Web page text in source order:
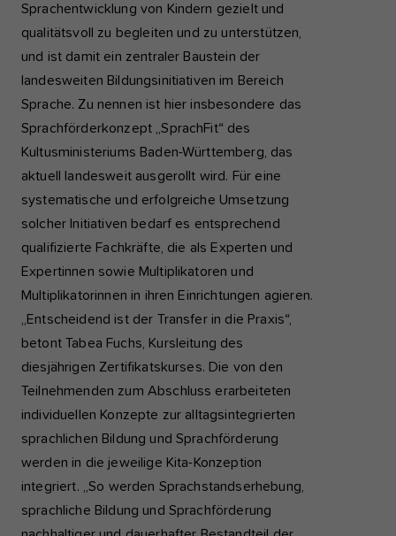
Sprachentwicklung von Kindern gezielt und
qualitätsvoll zu begleiten und zu unterstützen,
und ist damit ein zentraler Baustein der
landesweiten Bildungsinitiativen im Bereich
Sprache. Zu nennen ist hier insbesondere das
Sprachförderkonzept „SprachFit“ des
Kultusministeriums Baden-Württemberg, das
aktuell landesweit ausgerollt wird. Für eine
systematische und erfolgreiche Umsetzung
solcher Initiativen bedarf es entsprechend
qualifizierte Fachkräfte, die als Experten und
Expertinnen sowie Multiplikatoren und
Multiplikatorinnen in ihren Einrichtungen agieren.
„Entscheidend ist der Transfer in die Praxis“,
betont Tabea Fuchs, Kursleitung des
diesjährigen Zertifikatskurses. Die von den
Teilnehmenden zum Abschluss erarbeiteten
individuellen Konzepte zur alltagsintegrierten
sprachlichen Bildung und Sprachförderung
werden in die jeweilige Kita-Konzeption
integriert. „So werden Sprachstandserhebung,
sprachliche Bildung und Sprachförderung